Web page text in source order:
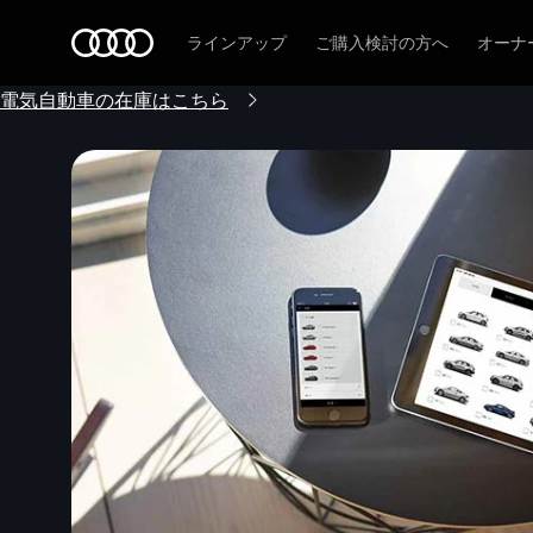
ラインアップ ご購入検討の方へ オーナ
電気自動車の在庫はこちら